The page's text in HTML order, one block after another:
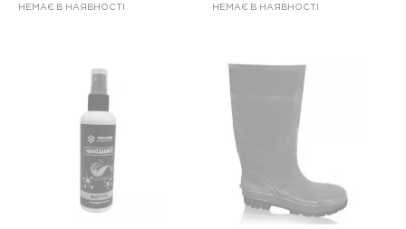
НЕМАЄ В НАЯВНОСТІ
НЕМАЄ В НАЯВНОСТІ